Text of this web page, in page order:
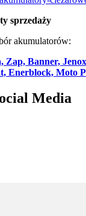
sprzedaży
akumulatorów:
Zap, Banner,
Enerblock, Moto
Media